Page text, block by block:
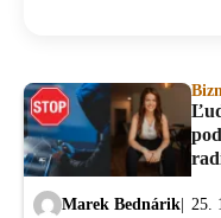
Marek Bednárik 25.